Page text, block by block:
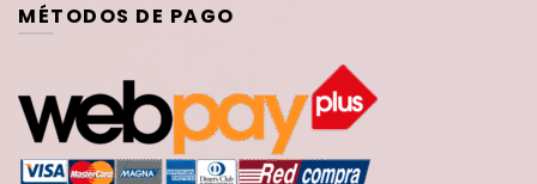
MÉTODOS DE PAGO